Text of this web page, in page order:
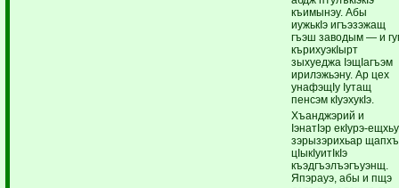
къимынэу. Абы
иужькIэ игъэзэжащ
гъэш заводым — и
кърихуэкIырт
зыхуеджа IэщIагъэм
ирилэжьэну. Ар цех
унафэщIу Iутащ
пенсэм кIуэхукIэ.
Хъанджэрий и
IэнатIэр екIурэ-ещхьу
зэрызэрихьар
цIыкIуитIкIэ
къэдгъэлъэгъуэнщ.
Япэрауэ, абы и пщэ